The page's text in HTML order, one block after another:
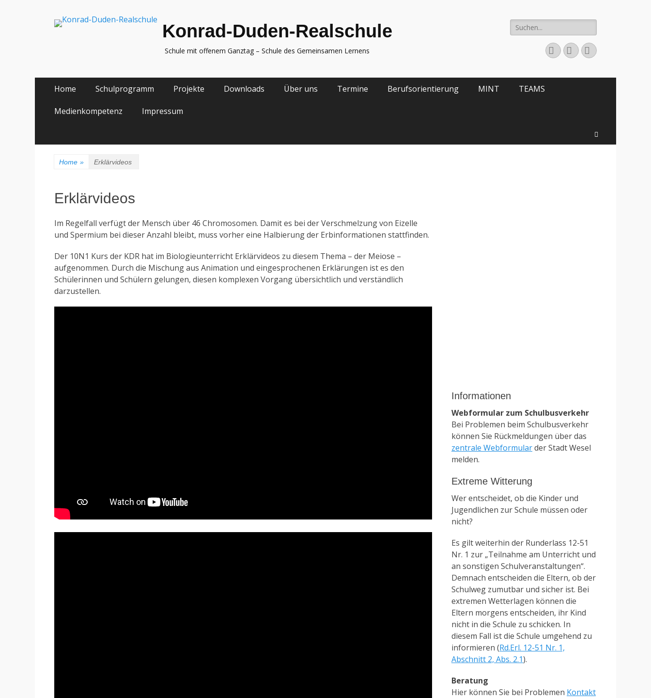
Konrad-Duden-Realschule
Schule mit offenem Ganztag – Schule des Gemeinsamen Lernens
Suche
nach:
E-
Mail
YouTubeTelefon
Primäres
Inhalt
springen
Home Schulprogramm Projekte Downloads Über uns Termine Berufsorientierung MINT TEAMS
Medienkompetenz Impressum
Home » Erklärvideos
Erklärvideos
Im Regelfall verfügt der Mensch über 46 Chromosomen. Damit es bei der Verschmelzung von Eizelle
und Spermium bei dieser Anzahl bleibt, muss vorher eine Halbierung der Erbinformationen stattfinden.
Der 10N1 Kurs der KDR hat im Biologieunterricht Erklärvideos zu diesem Thema – der Meiose –
aufgenommen. Durch die Mischung aus Animation und eingesprochenen Erklärungen ist es den
Schülerinnen und Schülern gelungen, diesen komplexen Vorgang übersichtlich und verständlich
darzustellen.
Informationen
Webformular zum Schulbusverkehr
Bei Problemen beim Schulbusverkehr
können Sie Rückmeldungen über das
zentrale Webformularder Stadt Wesel
melden.
Extreme Witterung
Wer entscheidet, ob die Kinder und
Jugendlichen zur Schule müssen oder
nicht?
Es gilt weiterhin der Runderlass 12-51
Nr. 1 zur „Teilnahme am Unterricht und
an sonstigen Schulveranstaltungen“.
Demnach entscheiden die Eltern, ob der
Schulweg zumutbar und sicher ist. Bei
extremen Wetterlagen können die
Eltern morgens entscheiden, ihr Kind
nicht in die Schule zu schicken. In
diesem Fall ist die Schule umgehend zu
informieren (Rd.Erl. 12-51 Nr. 1,
Abschnitt 2, Abs. 2.1).
Beratung
Hier können Sie bei Problemen Kontakt